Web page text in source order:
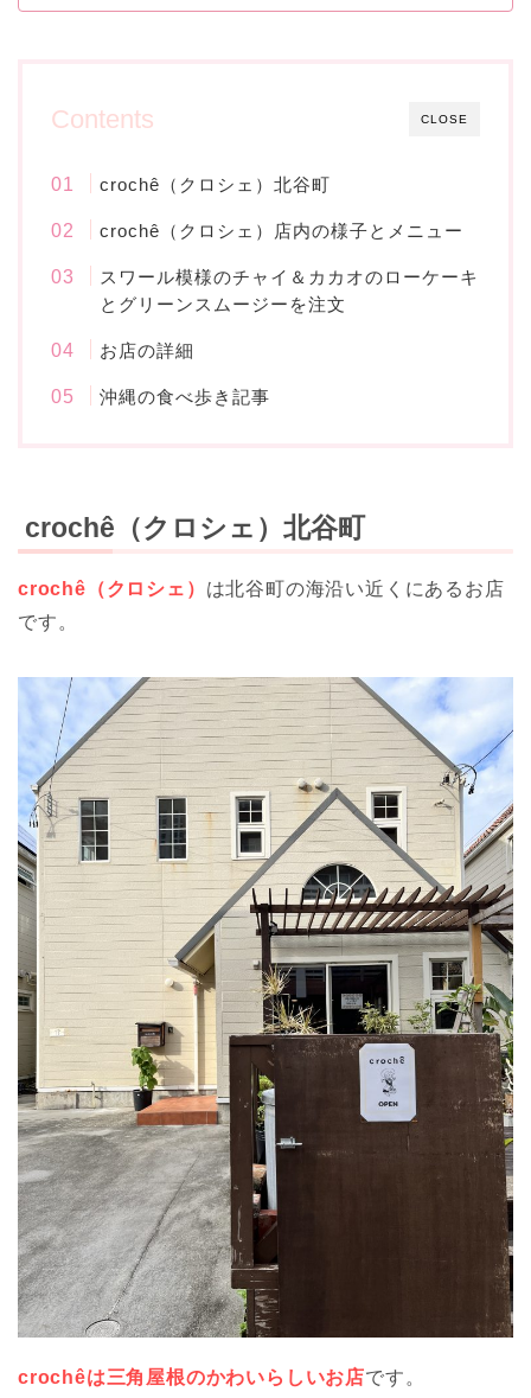
CLOSE
Contents
crochê（クロシェ）北谷町
crochê（クロシェ）店内の様子とメニュー
スワール模様のチャイ＆カカオのローケーキ
とグリーンスムージーを注文
お店の詳細
沖縄の食べ歩き記事
crochê（クロシェ）北谷町
crochê（クロシェ） は北谷町の海沿い近くにあるお店
です。
crochêは三角屋根のかわいらしいお店です。